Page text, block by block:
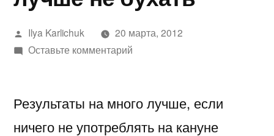
Написано
автором
Ilya Karlichuk
20 марта, 2012
Оставьте комментарийк
лучше
Результаты на много лучше, если
ничего не употреблять на кануне